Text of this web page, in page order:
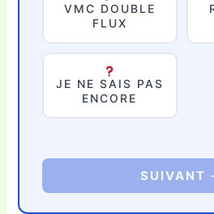
VMC DOUBLE
FLUX
JE NE SAIS PAS
ENCORE
SUIVANT